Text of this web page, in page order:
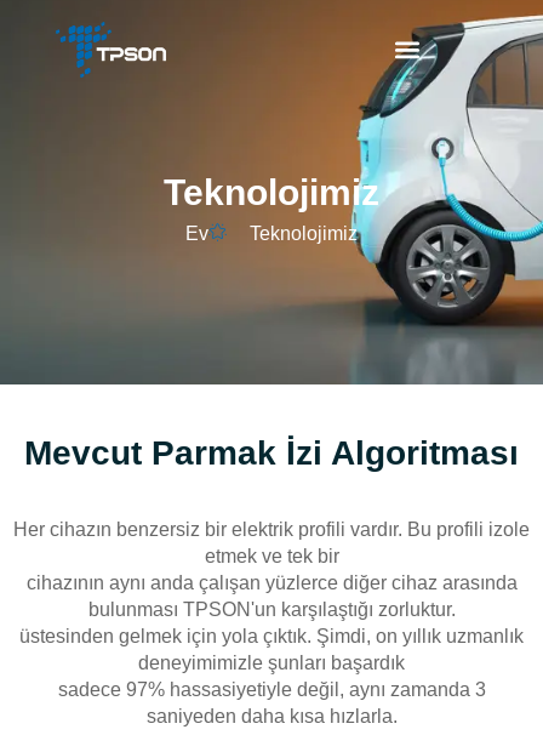
Teknolojimiz
Ev Teknolojimiz
Mevcut Parmak İzi Algoritması
Her cihazın benzersiz bir elektrik profili vardır. Bu profili izole
etmek ve tek bir
cihazının aynı anda çalışan yüzlerce diğer cihaz arasında
bulunması TPSON'un karşılaştığı zorluktur.
üstesinden gelmek için yola çıktık. Şimdi, on yıllık uzmanlık
deneyimimizle şunları başardık
sadece 97% hassasiyetiyle değil, aynı zamanda 3
saniyeden daha kısa hızlarla.